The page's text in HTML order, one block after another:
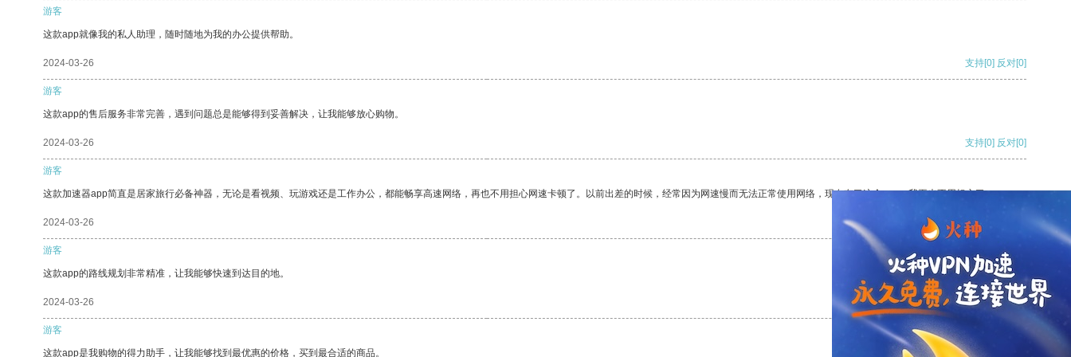
游客
这款app就像我的私人助理，随时随地为我的办公提供帮助。
2024-03-26 支持[0] 反对[0]
游客
这款app的售后服务非常完善，遇到问题总是能够得到妥善解决，让我能够放心购物。
2024-03-26 支持[0] 反对[0]
游客
这款加速器app简直是居家旅行必备神器，无论是看视频、玩游戏还是工作办公，都能畅享高速网络，再也不用担心网速卡顿了。以前出差的时候，经常因为网速慢而无法正常使用网络，现在有了这个app，我再也不用担心了。
2024-03-26 支持
游客
这款app的路线规划非常精准，让我能够快速到达目的地。
2024-03-26 支持[0] 反对[0]
游客
这款app是我购物的得力助手，让我能够找到最优惠的价格，买到最合适的商品。